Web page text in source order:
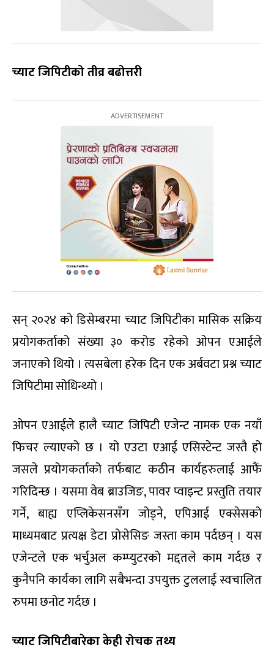
च्याट जिपिटीको तीव्र बढोत्तरी
सन् २०२४ को डिसेम्बरमा च्याट जिपिटीका मासिक सक्रिय
प्रयोगकर्ताको संख्या ३० करोड रहेको ओपन एआईले
जनाएको थियो । त्यसबेला हरेक दिन एक अर्बवटा प्रश्न च्याट
जिपिटीमा सोधिन्थ्यो ।
ओपन एआईले हालै च्याट जिपिटी एजेन्ट नामक एक नयाँ
फिचर ल्याएको छ । यो एउटा एआई एसिस्टेन्ट जस्तै हो
जसले प्रयोगकर्ताको तर्फबाट कठीन कार्यहरुलाई आफैं
गरिदिन्छ । यसमा वेब ब्राउजिङ, पावर प्वाइन्ट प्रस्तुति तयार
गर्ने, बाह्य एप्लिकेसनसँग जोड्ने, एपिआई एक्सेसको
माध्यमबाट प्रत्यक्ष डेटा प्रोसेसिङ जस्ता काम पर्दछन् । यस
एजेन्टले एक भर्चुअल कम्प्युटरको मद्दतले काम गर्दछ र
कुनैपनि कार्यका लागि सबैभन्दा उपयुक्त टुललाई स्वचालित
रुपमा छनोट गर्दछ ।
च्याट जिपिटीबारेका केही रोचक तथ्य